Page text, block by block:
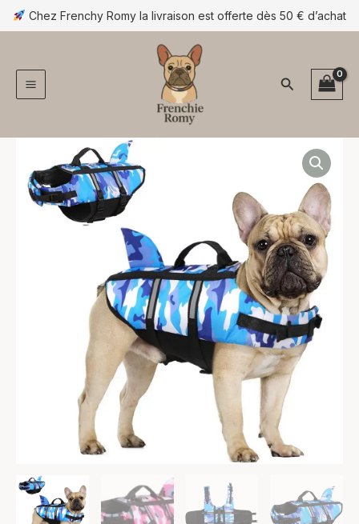
Aller
au
Chez Frenchy Romy la livraison est offerte dès 50 € d’achat
Rechercher
18,90 €
à
32,90 €
Gilet
de
sauvetage
camouflage